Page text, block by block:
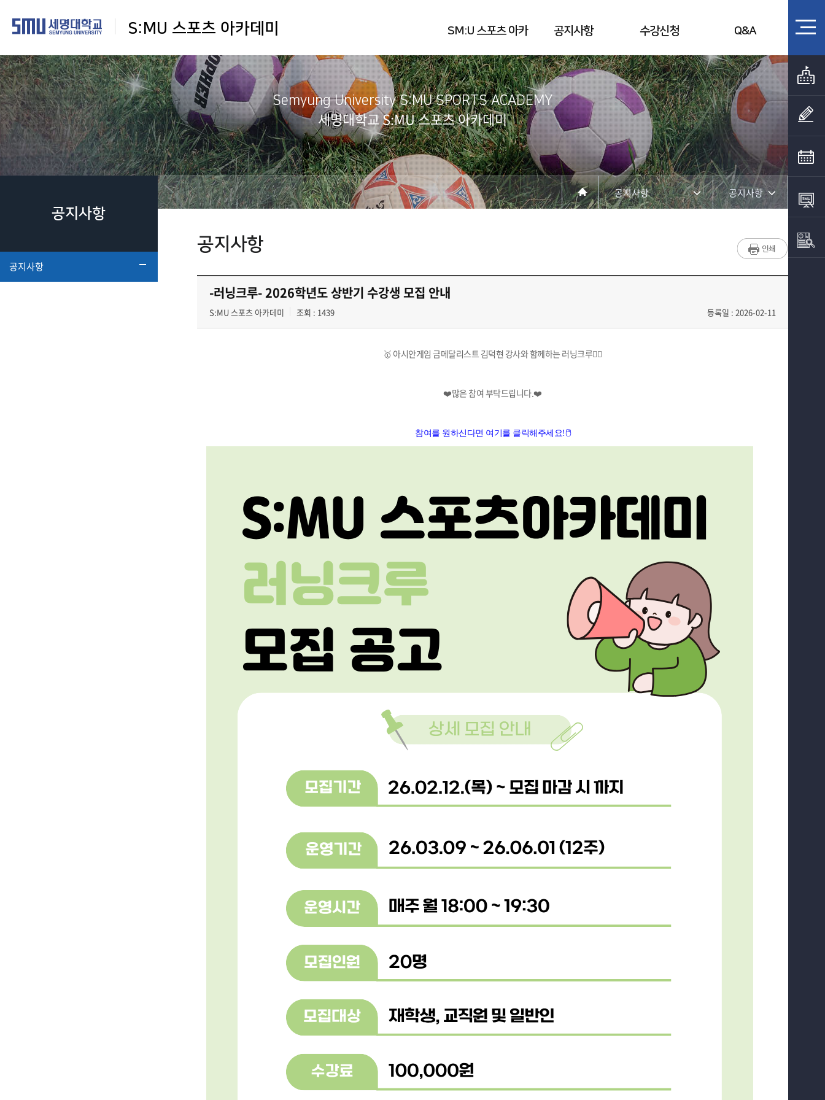
S:MU 스포츠 아카데미 SM:U 스포츠 아카
데미
공지사항 수강신청 Q&A
Semyung University S:MU SPORTS ACADEMY
세명대학교 S:MU 스포츠 아카데미
공지사항
공지사항
공지사항
수강신청
공지사항
공지사항
-러닝크루- 2026학년도 상반기 수강생 모집 안내
S:MU 스포츠 아카데미 조회 : 1439 등록일 : 2026-02-11
🥇 아시안게임 금메달리스트 김덕현 강사와 함께하는 러닝크루🏃‍♂️
❤️많은 참여 부탁드립니다.❤️
참여를 원하신다면 여기를 클릭해주세요!🖱️